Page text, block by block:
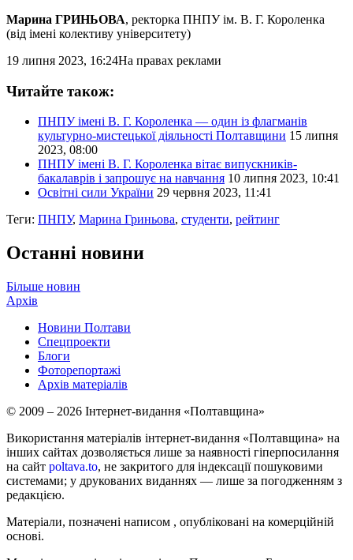
Марина ГРИНЬОВА, ректорка ПНПУ ім. В. Г. Короленка
(від імені колективу університету)
19 липня 2023, 16:24На правах реклами
Читайте також:
ПНПУ імені В. Г. Короленка — один із флагманів
культурно-мистецької діяльності Полтавщини 15 липня
2023, 08:00
ПНПУ імені В. Г. Короленка вітає випускників-
бакалаврів і запрошує на навчання 10 липня 2023, 10:41
Освітні сили України 29 червня 2023, 11:41
Теги: ПНПУ, Марина Гриньова, студенти, рейтинг
Останні новини
Більше новин
Архів
Новини Полтави
Спецпроекти
Блоги
Фоторепортажі
Архів матеріалів
© 2009 – 2026 Інтернет-видання «Полтавщина»
Використання матеріалів інтернет-видання «Полтавщина» на
інших сайтах дозволяється лише за наявності гіперпосилання
на сайт poltava.to, не закритого для індексації пошуковими
системами; у друкованих виданнях — лише за погодженням з
редакцією.
Матеріали, позначені написом , опубліковані на комерційній
основі.